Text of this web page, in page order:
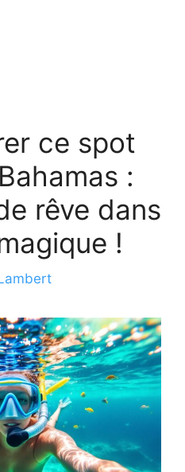
ce spot
:
rêve dans
!